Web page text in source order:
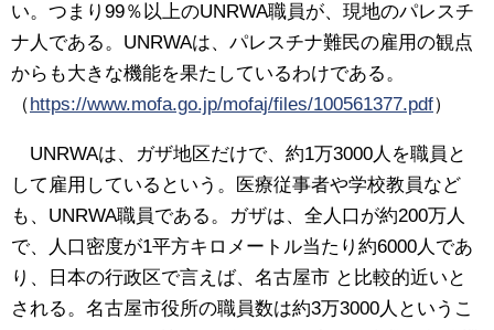
い。つまり99％以上のUNRWA職員が、現地のパレスチ
ナ人である。UNRWAは、パレスチナ難民の雇用の観点
からも大きな機能を果たしているわけである。
（https://www.mofa.go.jp/mofaj/files/100561377.pdf）
UNRWAは、ガザ地区だけで、約1万3000人を職員と
して雇用しているという。医療従事者や学校教員など
も、UNRWA職員である。ガザは、全人口が約200万人
で、人口密度が1平方キロメートル当たり約6000人であ
り、日本の行政区で言えば、名古屋市 と比較的近いと
される。名古屋市役所の職員数は約3万3000人というこ